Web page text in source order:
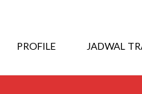
PROFILE JADWAL